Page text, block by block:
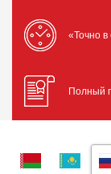
«Точно в
Полный